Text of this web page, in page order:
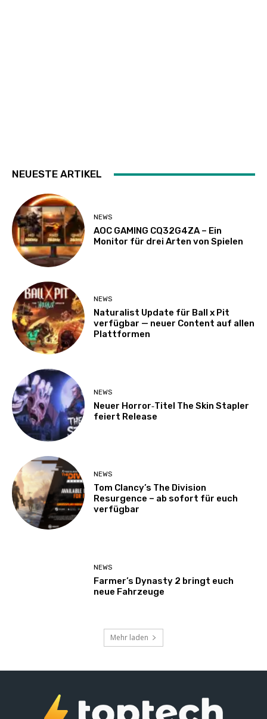
NEUESTE ARTIKEL
NEWS
AOC GAMING CQ32G4ZA – Ein
Monitor für drei Arten von Spielen
NEWS
Naturalist Update für Ball x Pit
verfügbar — neuer Content auf allen
Plattformen
NEWS
Neuer Horror‑Titel The Skin Stapler
feiert Release
NEWS
Tom Clancy’s The Division
Resurgence – ab sofort für euch
verfügbar
NEWS
Farmer’s Dynasty 2 bringt euch
neue Fahrzeuge
Mehr laden